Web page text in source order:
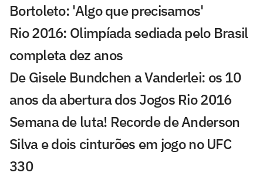
Bortoleto: 'Algo que precisamos'
Rio 2016: Olimpíada sediada pelo Brasil
completa dez anos
De Gisele Bundchen a Vanderlei: os 10
anos da abertura dos Jogos Rio 2016
Semana de luta! Recorde de Anderson
Silva e dois cinturões em jogo no UFC
330